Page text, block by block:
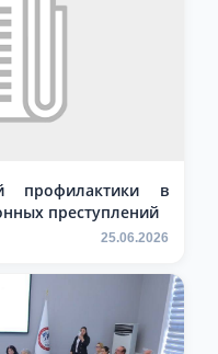
профилактики в
преступлений
25.06.2026